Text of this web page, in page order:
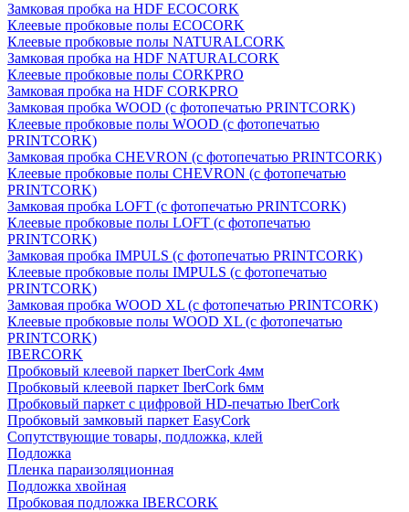
Замковая пробка на HDF ECOCORK
Клеевые пробковые полы ECOCORK
Клеевые пробковые полы NATURALCORK
Замковая пробка на HDF NATURALCORK
Клеевые пробковые полы CORKPRO
Замковая пробка на HDF CORKPRO
Замковая пробка WOOD (с фотопечатью PRINTCORK)
Клеевые пробковые полы WOOD (с фотопечатью
PRINTCORK)
Замковая пробка CHEVRON (с фотопечатью PRINTCORK)
Клеевые пробковые полы CHEVRON (с фотопечатью
PRINTCORK)
Замковая пробка LOFT (с фотопечатью PRINTCORK)
Клеевые пробковые полы LOFT (с фотопечатью
PRINTCORK)
Замковая пробка IMPULS (с фотопечатью PRINTCORK)
Клеевые пробковые полы IMPULS (с фотопечатью
PRINTCORK)
Замковая пробка WOOD XL (с фотопечатью PRINTCORK)
Клеевые пробковые полы WOOD XL (с фотопечатью
PRINTCORK)
IBERCORK
Пробковый клеевой паркет IberCork 4мм
Пробковый клеевой паркет IberCork 6мм
Пробковый паркет с цифровой HD-печатью IberCork
Пробковый замковый паркет EasyCork
Сопутствующие товары, подложка, клей
Подложка
Пленка параизоляционная
Подложка хвойная
Пробковая подложка IBERCORK